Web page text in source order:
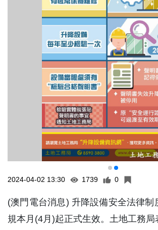
2024-04-02 13:30 1739 0
(澳門電台消息) 升降設備安全法律制
規本月(4月)起正式生效。土地工務